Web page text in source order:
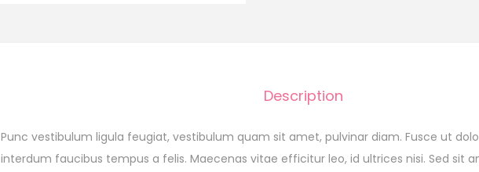
Description
Punc vestibulum ligula feugiat, vestibulum quam sit amet, pulvinar diam. Fusce ut
interdum faucibus tempus a felis. Maecenas vitae efficitur leo, id ultrices nisi. Sed sit